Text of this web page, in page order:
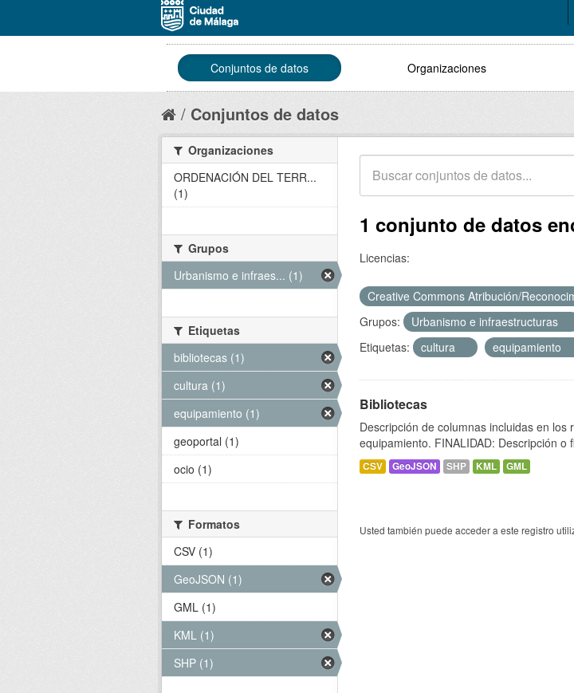
Conjuntos de datos Organizaciones
Conjuntos de datos
1 conjunto de datos
Licencias:
Creative Commons Atribución/
Grupos:
Urbanismo e infraestructuras
Etiquetas:
cultura equipamiento
Bibliotecas
Descripción de columnas incluidas en los
equipamiento. FINALIDAD: Descripción
CSV GeoJSON SHP KML GML
Usted también puede acceder a este registro
Organizaciones
ORDENACIÓN DEL TERR...
(1)
Grupos
Urbanismo e infraes... (1)
Etiquetas
bibliotecas (1)
cultura (1)
equipamiento (1)
geoportal (1)
ocio (1)
Formatos
CSV (1)
GeoJSON (1)
GML (1)
KML (1)
SHP (1)